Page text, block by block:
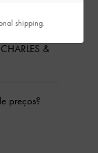
&
preços?
shipping.